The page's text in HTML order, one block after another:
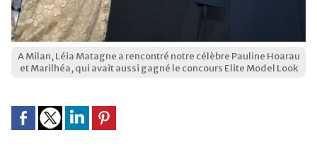
A Milan, Léia Matagne a rencontré notre célèbre Pauline Hoarau
et Marilhéa, qui avait aussi gagné le concours Elite Model Look